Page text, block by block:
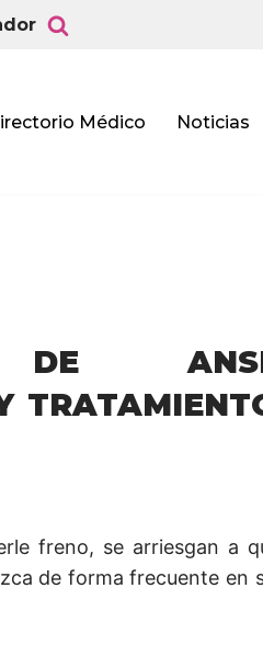
Médico Noticias
DE
freno, se arriesgan a
de forma frecuente en